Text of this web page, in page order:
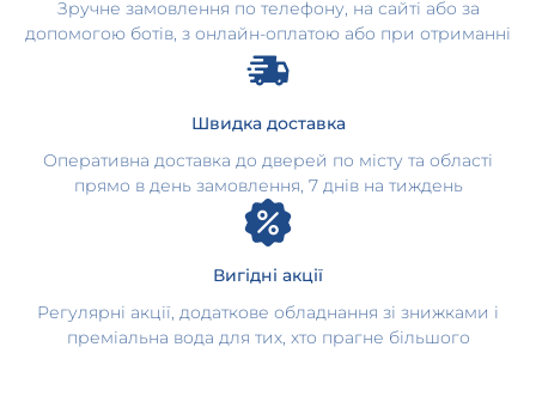
Зручне замовлення по телефону, на сайті або за
допомогою ботів, з онлайн-оплатою або при отриманні
Швидка доставка
Оперативна доставка до дверей по місту та області
прямо в день замовлення, 7 днів на тиждень
Вигідні акції
Регулярні акції, додаткове обладнання зі знижками і
преміальна вода для тих, хто прагне більшого